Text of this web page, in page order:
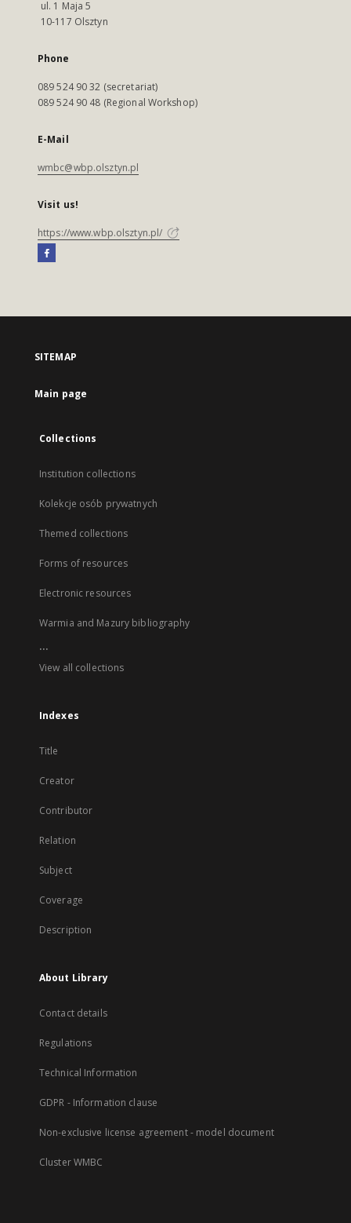
ul. 1 Maja 5
10-117 Olsztyn
Phone
089 524 90 32 (secretariat)
089 524 90 48 (Regional Workshop)
E-Mail
wmbc@wbp.olsztyn.pl
Visit us!
https://www.wbp.olsztyn.pl/
SITEMAP
Main page
Collections
Institution collections
Kolekcje osób prywatnych
Themed collections
Forms of resources
Electronic resources
Warmia and Mazury bibliography
...
View all collections
Indexes
Title
Creator
Contributor
Relation
Subject
Coverage
Description
About Library
Contact details
Regulations
Technical Information
GDPR - Information clause
Non-exclusive license agreement - model document
Cluster WMBC